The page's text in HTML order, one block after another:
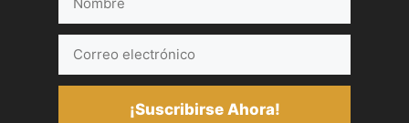
electrónico
¡Suscribirse Ahora!